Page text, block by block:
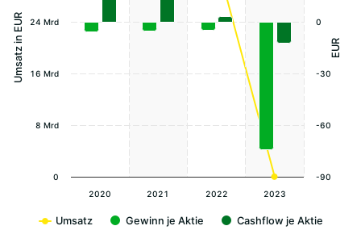
Umsatz in EUR EUR
Umsatz Gewinn je Aktie Cashflow je Aktie
2020 2021 2022 2023
0
8 Mrd
16 Mrd
24 Mrd
-90
-60
-30
0